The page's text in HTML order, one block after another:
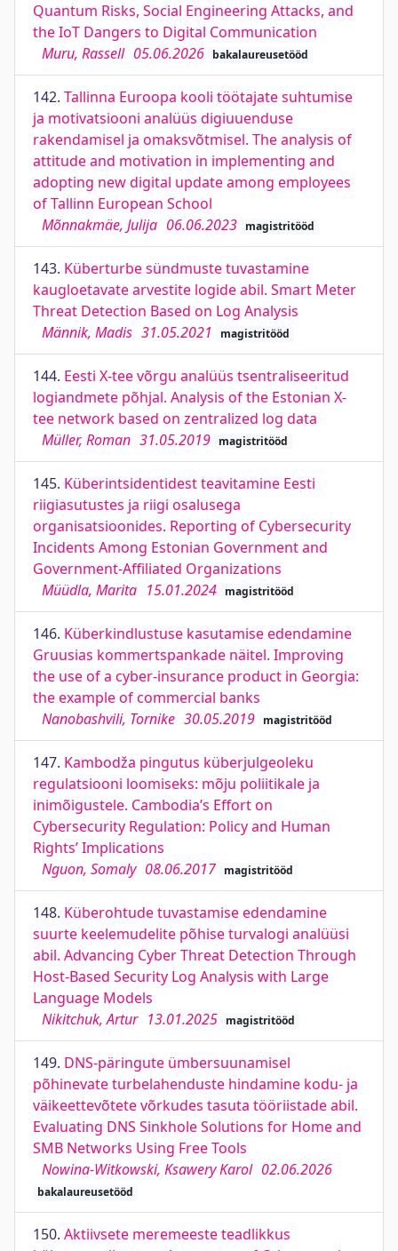
Quantum Risks, Social Engineering Attacks, and
the IoT Dangers to Digital Communication
Muru, Rassell 05.06.2026 bakalaureusetööd
142. Tallinna Euroopa kooli töötajate suhtumise
ja motivatsiooni analüüs digiuuenduse
rakendamisel ja omaksvõtmisel. The analysis of
attitude and motivation in implementing and
adopting new digital update among employees
of Tallinn European School
Mõnnakmäe, Julija 06.06.2023 magistritööd
143. Küberturbe sündmuste tuvastamine
kaugloetavate arvestite logide abil. Smart Meter
Threat Detection Based on Log Analysis
Männik, Madis 31.05.2021 magistritööd
144. Eesti X-tee võrgu analüüs tsentraliseeritud
logiandmete põhjal. Analysis of the Estonian X-
tee network based on zentralized log data
Müller, Roman 31.05.2019 magistritööd
145. Küberintsidentidest teavitamine Eesti
riigiasutustes ja riigi osalusega
organisatsioonides. Reporting of Cybersecurity
Incidents Among Estonian Government and
Government-Affiliated Organizations
Müüdla, Marita 15.01.2024 magistritööd
146. Küberkindlustuse kasutamise edendamine
Gruusias kommertspankade näitel. Improving
the use of a cyber-insurance product in Georgia:
the example of commercial banks
Nanobashvili, Tornike 30.05.2019 magistritööd
147. Kambodža pingutus küberjulgeoleku
regulatsiooni loomiseks: mõju poliitikale ja
inimõigustele. Cambodia’s Effort on
Cybersecurity Regulation: Policy and Human
Rights’ Implications
Nguon, Somaly 08.06.2017 magistritööd
148. Küberohtude tuvastamise edendamine
suurte keelemudelite põhise turvalogi analüüsi
abil. Advancing Cyber Threat Detection Through
Host-Based Security Log Analysis with Large
Language Models
Nikitchuk, Artur 13.01.2025 magistritööd
149. DNS-päringute ümbersuunamisel
põhinevate turbelahenduste hindamine kodu- ja
väikeettevõtete võrkudes tasuta tööriistade abil.
Evaluating DNS Sinkhole Solutions for Home and
SMB Networks Using Free Tools
Nowina-Witkowski, Ksawery Karol 02.06.2026
bakalaureusetööd
150. Aktiivsete meremeeste teadlikkus